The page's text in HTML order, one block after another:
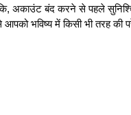
अकाउंट बंद करने से पहले
भविष्य में किसी भी तरह की